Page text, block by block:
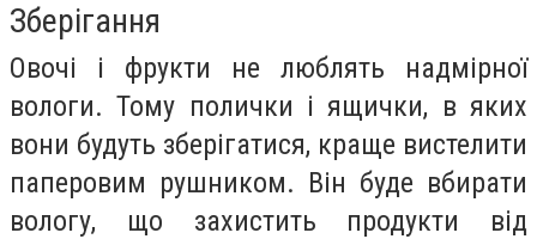
Зберігання
Овочі і фрукти не люблять надмірної
вологи. Тому полички і ящички, в яких
вони будуть зберігатися, краще вистелити
паперовим рушником. Він буде вбирати
вологу, що захистить продукти від